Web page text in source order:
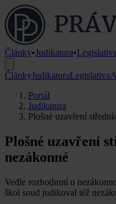
Články•Judikatura•Legislativa
ČlánkyJudikaturaLegislativa
Portál
Judikatura
Plošné uzavření
Plošné uzavření
nezákonné
Vedle rozhodnutí o
škol soud judikoval též